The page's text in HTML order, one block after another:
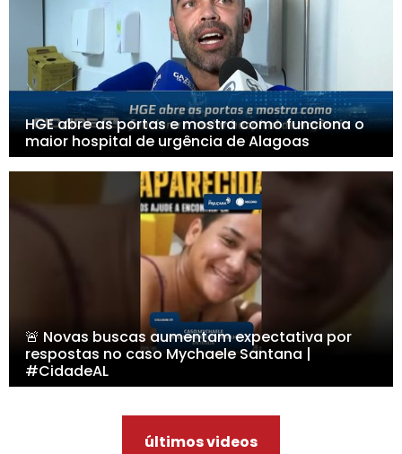
HGE abre as portas e mostra como funciona o
maior hospital de urgência de Alagoas
🚨 Novas buscas aumentam expectativa por
respostas no caso Mychaele Santana |
#CidadeAL
últimos videos